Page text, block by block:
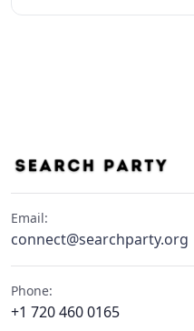
Email:
connect@searchparty.org
Phone:
+1 720 460 0165